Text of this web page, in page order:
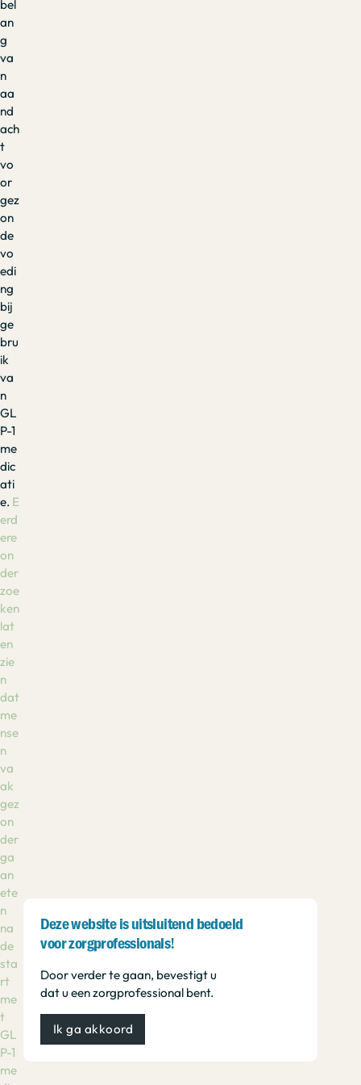
bel
an
g
va
n
aa
nd
ach
t
vo
or
gez
on
de
vo
edi
ng
bij
ge
bru
ik
va
n
GL
P-1
me
dic
ati
e. E
erd
ere
on
der
zoe
ken
lat
en
zie
n
dat
me
nse
n
va
ak
gez
on
der
ga
an
ete
n
na
de
sta
rt
me
t
GL
P-1
me
Deze website is uitsluitend bedoeld
voor zorgprofessionals!
Door verder te gaan, bevestigt u
dat u een zorgprofessional bent.
Ik ga akkoord